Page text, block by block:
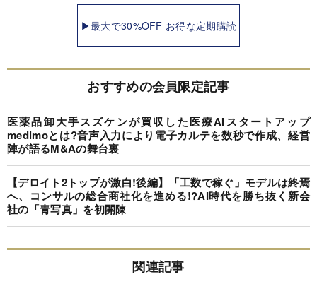
▶最大で30%OFF お得な定期購読
おすすめの会員限定記事
医薬品卸大手スズケンが買収した医療AIスタートアップ
medimoとは?音声入力により電子カルテを数秒で作成、経営
陣が語るM&Aの舞台裏
【デロイト2トップが激白!後編】「工数で稼ぐ」モデルは終焉
へ、コンサルの総合商社化を進める!?AI時代を勝ち抜く新会
社の「青写真」を初開陳
関連記事